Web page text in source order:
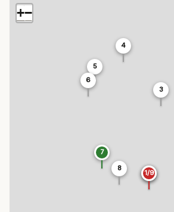
1/9
3
4
5
6
7
8
1/9
+−